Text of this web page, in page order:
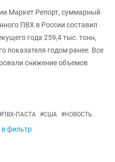
Маркет Репорт, суммарный
ПВХ в России составил
года 259,4 тыс. тонн,
показателя годом ранее. Все
снижение объемов
ПВХ-ПАСТА #США #НОВОСТЬ
в фильтр